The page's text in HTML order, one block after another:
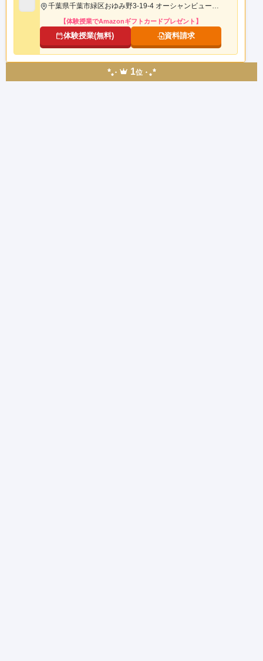
千葉県千葉市緑区おゆみ野3-19-4 オーシャンビュー壱番館5階
【体験授業でAmazonギフトカードプレゼント】
体験授業(無料) 資料請求
1位